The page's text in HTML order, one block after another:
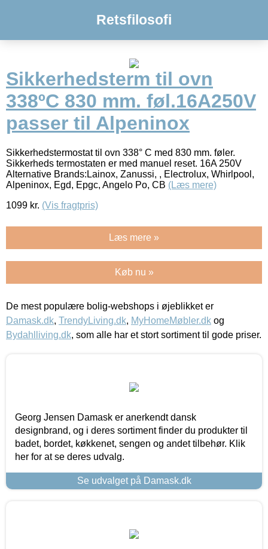
Retsfilosofi
Sikkerhedsterm til ovn
338ºC 830 mm. føl.16A250V
passer til Alpeninox
Sikkerhedstermostat til ovn 338° C med 830 mm. føler.
Sikkerheds termostaten er med manuel reset. 16A 250V
Alternative Brands:Lainox, Zanussi, , Electrolux, Whirlpool,
Alpeninox, Egd, Epgc, Angelo Po, CB (Læs mere)
1099 kr. (Vis fragtpris)
Læs mere »
Køb nu »
De mest populære bolig-webshops i øjeblikket er
Damask.dk, TrendyLiving.dk, MyHomeMøbler.dk og
Bydahlliving.dk, som alle har et stort sortiment til gode priser.
Georg Jensen Damask er anerkendt dansk
designbrand, og i deres sortiment finder du produkter til
badet, bordet, køkkenet, sengen og andet tilbehør. Klik
her for at se deres udvalg.
Se udvalget på Damask.dk